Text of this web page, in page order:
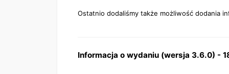
Ostatnio dodaliśmy także możliwość dodania
Informacja o wydaniu (wersja 3.6.0) -